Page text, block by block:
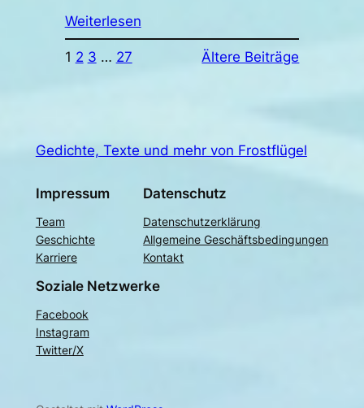
Weiterlesen
1 2 3 … 27 Ältere Beiträge
Gedichte, Texte und mehr von Frostflügel
Impressum
Team
Geschichte
Karriere
Datenschutz
Datenschutzerklärung
Allgemeine Geschäftsbedingungen
Kontakt
Soziale Netzwerke
Facebook
Instagram
Twitter/X